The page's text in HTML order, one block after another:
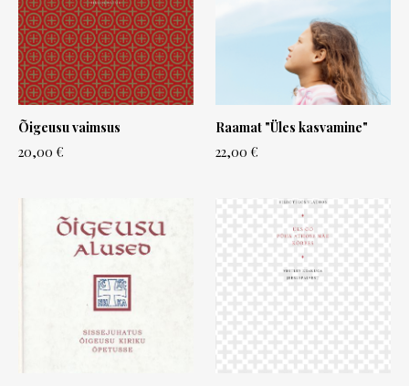
Õigeusu vaimsus
20,00 €
Raamat "Üles kasvamine"
22,00 €